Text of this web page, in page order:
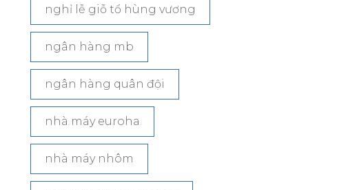
nghỉ lễ giỗ tổ hùng vương
ngân hàng mb
ngân hàng quân đội
nhà máy euroha
nhà máy nhôm